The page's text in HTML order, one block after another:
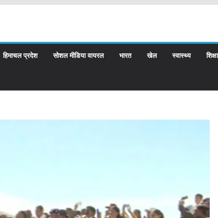
हिमाचल प्रदेश सोशल मीडिया वायरल भारत खेल स्वास्थ्य शिक्षा